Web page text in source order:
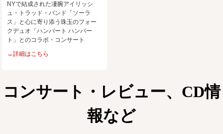
NYで結成された凄腕アイリッシ
ュ・トラッド・バンド「ソーラ
ス」と心に寄り添う珠玉のフォー
クデュオ「ハンバート ハンバー
ト」とのコラボ・コンサート
→詳細はこちら
コンサート・レビュー、CD情
報など